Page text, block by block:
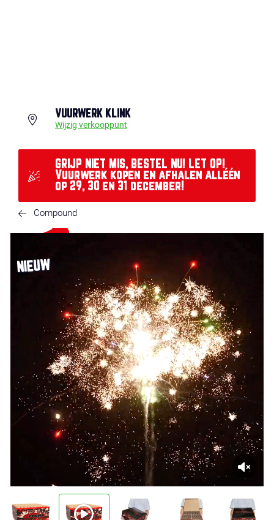
VUURWERK KLINK
Wijzig verkooppunt
GRIJP NIET MIS, BESTEL NU! LET OP!
Vuurwerk kopen en afhalen alléén
op 29, 30 en 31 december!
Compound
NIEUW